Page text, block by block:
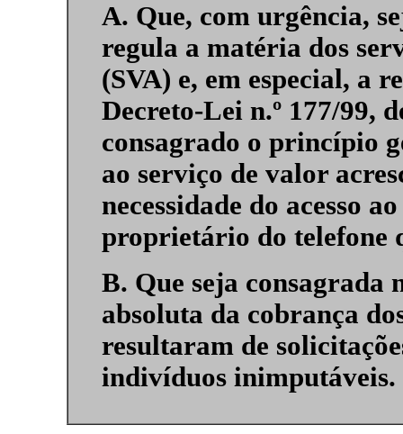
A. Que, com urgência,
regula a matéria dos
(SVA) e, em especial, a
Decreto-Lei n.º 177/99,
consagrado o princípio
ao serviço de valor
necessidade do acesso
proprietário do telefone
B. Que seja consagrada
absoluta da cobrança
resultaram de
indivíduos inimputáveis.